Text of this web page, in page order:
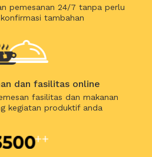
pemesanan 24/7 tanpa perlu
tambahan
dan fasilitas online
fasilitas dan makanan
kegiatan produktif anda